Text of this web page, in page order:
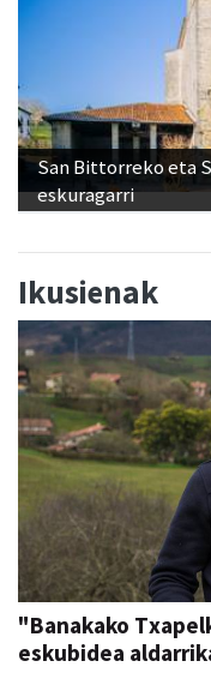
San Bittorreko eta
eskuragarri
Ikusienak
"Banakako
eskubidea